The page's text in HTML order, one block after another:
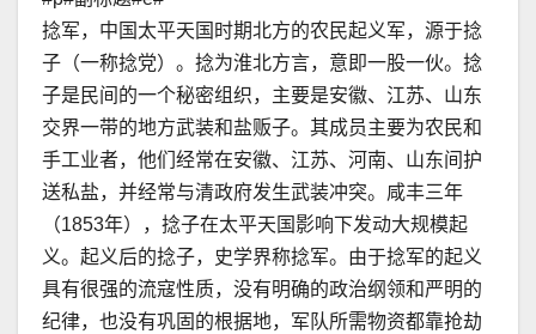
捻军，中国太平天国时期北方的农民起义军，源于捻
子（一称捻党）。捻为淮北方言，意即一股一伙。捻
子是民间的一个秘密组织，主要是安徽、江苏、山东
交界一带的地方武装和盐贩子。其成员主要为农民和
手工业者，他们经常在安徽、江苏、河南、山东间护
送私盐，并经常与清政府发生武装冲突。咸丰三年
（1853年），捻子在太平天国影响下发动大规模起
义。起义后的捻子，史学界称捻军。由于捻军的起义
具有很强的流寇性质，没有明确的政治纲领和严明的
纪律，也没有巩固的根据地，军队所需物资都靠抢劫